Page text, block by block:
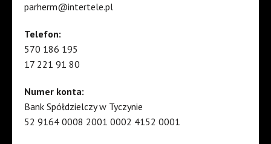
parherm@intertele.pl
Telefon:
570 186 195
17 221 91 80
Numer konta:
Bank Spółdzielczy w Tyczynie
52 9164 0008 2001 0002 4152 0001